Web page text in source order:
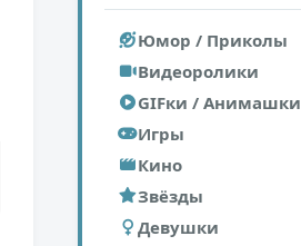
Юмор / Приколы
Видеоролики
GIFки / Анимашки
Игры
Кино
Звёзды
Девушки